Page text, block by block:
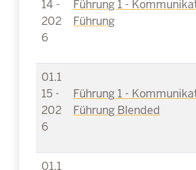
14 -
202
6
Führung 1 -
Führung
01.1
15 -
202
6
Führung 1 -
Führung Blended
01.1